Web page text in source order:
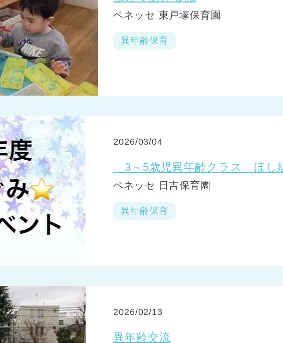
ベネッセ 東戸塚保育園
異年齢保育
2026/03/04
「3～5歳児異年齢クラス ほ
ベネッセ 日吉保育園
異年齢保育
2026/02/13
異年齢交流